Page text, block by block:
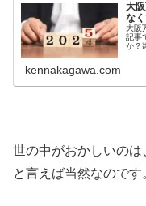
大
な
大阪
記事
か？
kennakagawa.com
世の中がおかしいの
と言えば当然なのです